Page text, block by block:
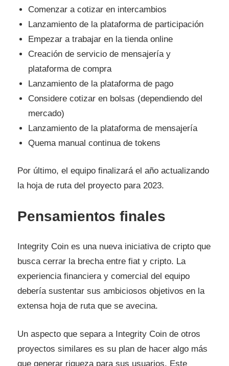
Comenzar a cotizar en intercambios
Lanzamiento de la plataforma de participación
Empezar a trabajar en la tienda online
Creación de servicio de mensajería y
plataforma de compra
Lanzamiento de la plataforma de pago
Considere cotizar en bolsas (dependiendo del
mercado)
Lanzamiento de la plataforma de mensajería
Quema manual continua de tokens
Por último, el equipo finalizará el año actualizando
la hoja de ruta del proyecto para 2023.
Pensamientos finales
Integrity Coin es una nueva iniciativa de cripto que
busca cerrar la brecha entre fiat y cripto. La
experiencia financiera y comercial del equipo
debería sustentar sus ambiciosos objetivos en la
extensa hoja de ruta que se avecina.
Un aspecto que separa a Integrity Coin de otros
proyectos similares es su plan de hacer algo más
que generar riqueza para sus usuarios. Este